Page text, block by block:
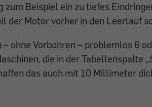
Beispiel ein zu tiefes
der Motor vorher in den Leerlauf
ohne Vorbohren – problemlos 6
die in der Tabellenspalte
das auch mit 10 Millimeter